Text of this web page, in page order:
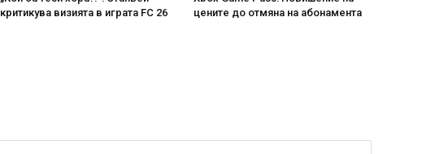
критикува визията в играта FC 26
цените до отмяна на абонамента